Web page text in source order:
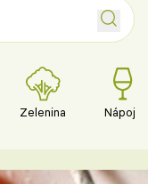
Zelenina Nápoje